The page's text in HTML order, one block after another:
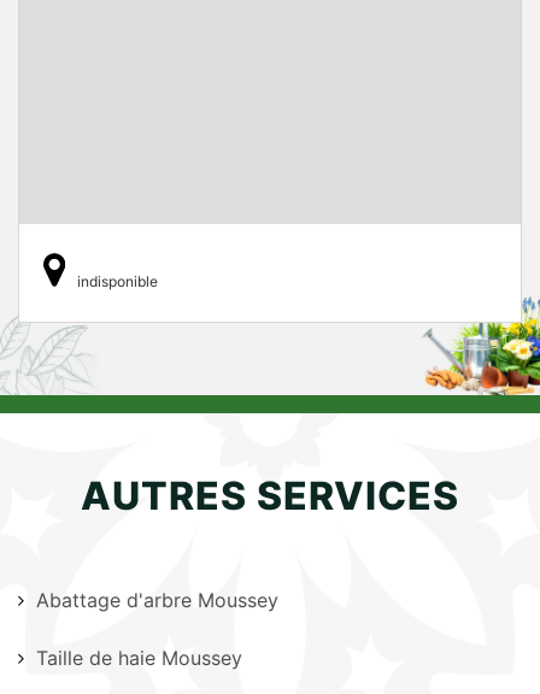
indisponible
AUTRES SERVICES
Abattage d'arbre Moussey
Taille de haie Moussey